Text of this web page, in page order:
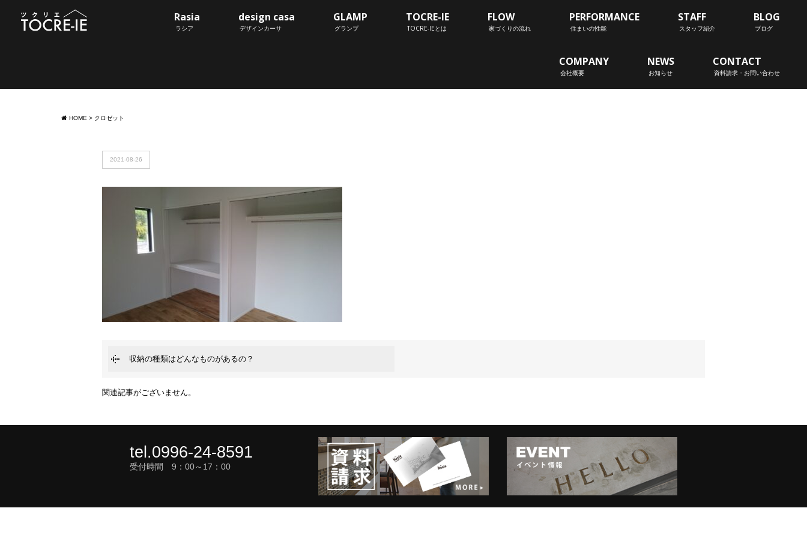
Rasia
ラシア
design casa
デザインカーサ
GLAMP
グランプ
TOCRE-IE
TOCRE-IEとは
FLOW
家づくりの流れ
PERFORMANCE
住まいの性能
STAFF
スタッフ紹介
BLOG
ブログ
COMPANY
会社概要
NEWS
お知らせ
CONTACT
資料請求・お問い合わせ
HOME > クロゼット
2021-08-26
収納の種類はどんなものがあるの？
関連記事がございません。
tel.0996-24-8591
受付時間 9：00～17：00